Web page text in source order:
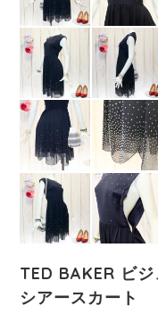
TED BAKER ビ
シアースカート